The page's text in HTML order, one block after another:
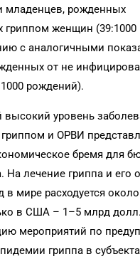
младенцев, рожденных
гриппом женщин
с аналогичными
от не
рождений).
высокий уровень
и ОРВИ
бремя для
На лечение гриппа и его
в мире расходуется
в США – 1–5 млрд
мероприятий по
гриппа в